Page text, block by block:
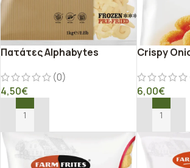
Πατάτες Alphabytes
(0)
4,50€
ΠΡΟΣΘΉΚΗ ΣΤΟ ΚΑΛΆΘΙ
Crispy
6,00€
ΠΡΟΣΘΉΚΗ